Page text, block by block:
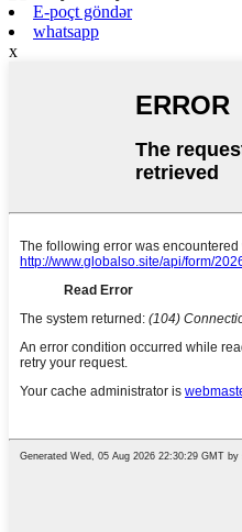
E-poçt göndər
whatsapp
x